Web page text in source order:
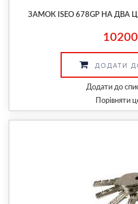
ЗАМОК ISEO 678GP НА ДВА
ДОДАТИ
Додати до
Порівняти